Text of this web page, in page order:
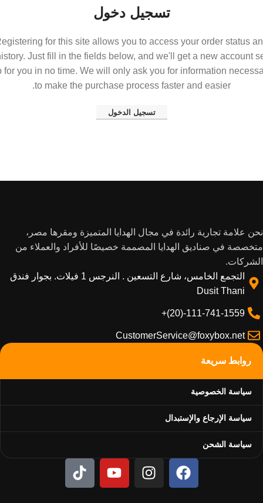
تسجيل دخول
for this site allows you to access your order status
Just fill in the fields below, and we'll get a new account
for you in no time. We will only ask you for information
to make the purchase process faster and easier.
تسجيل الدخول
نحن علامة تجارية رائدة في مجال الهدايا المتميزة ومقرها مصر،
متخصصة في صناديق الهدايا المصممة خصيصًا للأفراد والعملاء من
الشركات.
التجمع الخامس، شارع التسعين . النرجس 1 فيلات. بجوار فندق
Dusit Thani
111-741-1559-(20)+
CustomerService@foxybox.net
روابط سريعة
سياسة الخصوصية
سياسة الإرجاع والإستبدال
سياسة الشحن